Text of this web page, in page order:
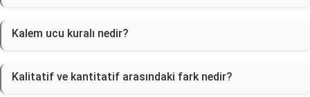
Kalem ucu kuralı nedir?
Kalitatif ve kantitatif arasındaki fark nedir?